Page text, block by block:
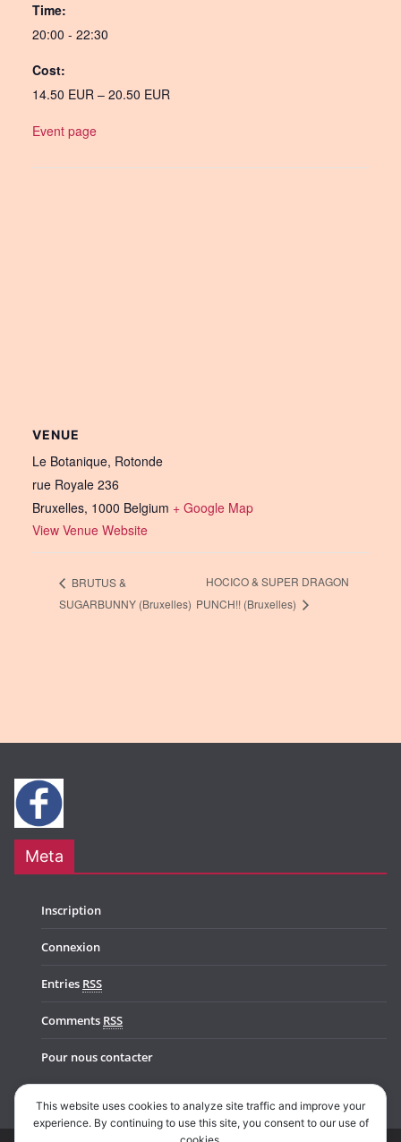
Time:
20:00 - 22:30
Cost:
14.50 EUR – 20.50 EUR
Event page
VENUE
Le Botanique, Rotonde
rue Royale 236
Bruxelles, 1000 Belgium + Google Map
View Venue Website
BRUTUS &
SUGARBUNNY (Bruxelles)
HOCICO & SUPER DRAGON
PUNCH!! (Bruxelles)
Meta
Inscription
Connexion
Entries RSS
Comments RSS
Pour nous contacter
This website uses cookies to analyze site traffic and improve your
experience. By continuing to use this site, you consent to our use of